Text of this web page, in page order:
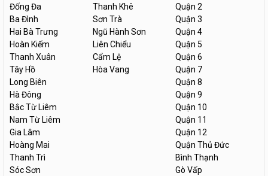
Đống Đa
Ba Đình
Hai Bà Trưng
Hoàn Kiếm
Thanh Xuân
Tây Hồ
Long Biên
Hà Đông
Bắc Từ Liêm
Nam Từ Liêm
Gia Lâm
Hoàng Mai
Thanh Trì
Sóc Sơn
Thanh Khê
Sơn Trà
Ngũ Hành Sơn
Liên Chiểu
Cẩm Lệ
Hòa Vang
Quận 2
Quận 3
Quận 4
Quận 5
Quận 6
Quận 7
Quận 8
Quận 9
Quận 10
Quận 11
Quận 12
Quận Thủ Đức
Bình Thạnh
Gò Vấp